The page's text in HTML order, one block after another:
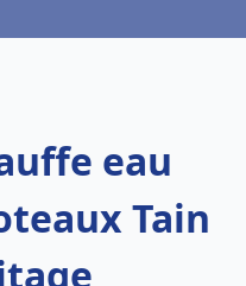
eau
Tain